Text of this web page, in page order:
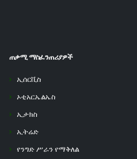
ጠቃሚ ማስፈንጠሪያዎች
ኢሰርቪስ
ኦቲአርኤልኤስ
ኢታክስ
ኢትሬድ
የንግድ ሥራን የማቅለል